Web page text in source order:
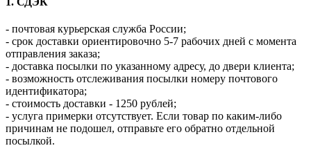
- почтовая курьерская служба России;
- срок доставки ориентировочно 5-7 рабочих дней с момента
отправления заказа;
- доставка посылки по указанному адресу, до двери клиента;
- возможность отслеживания посылки номеру почтового
идентификатора;
- стоимость доставки - 1250 рублей;
- услуга примерки отсутствует. Если товар по каким-либо
причинам не подошел, отправьте его обратно отдельной
посылкой.